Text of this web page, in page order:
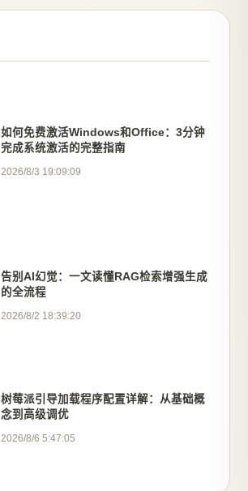
如何免费激活Windows和Office：3分钟
完成系统激活的完整指南
2026/8/3 19:09:09
告别AI幻觉：一文读懂RAG检索增强生成
的全流程
2026/8/2 18:39:20
树莓派引导加载程序配置详解：从基础概
念到高级调优
2026/8/6 5:47:05